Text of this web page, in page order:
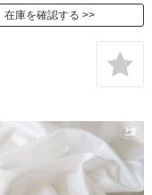
在庫を確認する